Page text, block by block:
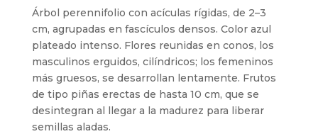
Árbol perennifolio con acículas rígidas, de 2–3
cm, agrupadas en fascículos densos. Color azul
plateado intenso. Flores reunidas en conos, los
masculinos erguidos, cilíndricos; los femeninos
más gruesos, se desarrollan lentamente. Frutos
de tipo piñas erectas de hasta 10 cm, que se
desintegran al llegar a la madurez para liberar
semillas aladas.